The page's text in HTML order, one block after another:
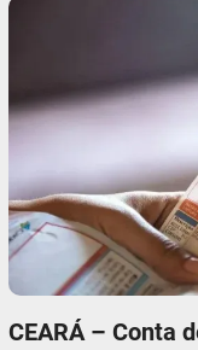
CEARÁ – Conta